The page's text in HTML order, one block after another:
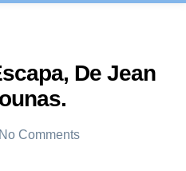
De Jean
No Comments